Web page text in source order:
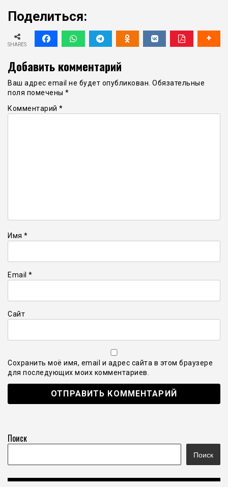
Поделиться:
SHARES
Добавить комментарий
Ваш адрес email не будет опубликован. Обязательные
поля помечены *
Комментарий *
Имя *
Email *
Сайт
Сохранить моё имя, email и адрес сайта в этом браузере
для последующих моих комментариев.
Поиск
Поиск